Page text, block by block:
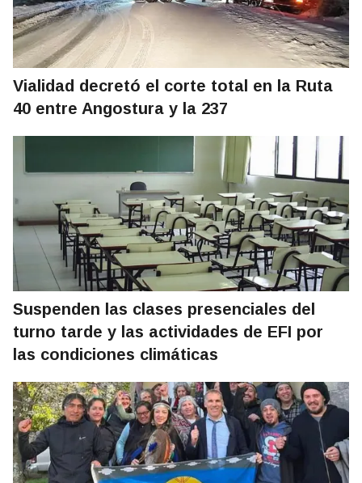
Vialidad decretó el corte total en la Ruta
40 entre Angostura y la 237
Suspenden las clases presenciales del
turno tarde y las actividades de EFI por
las condiciones climáticas